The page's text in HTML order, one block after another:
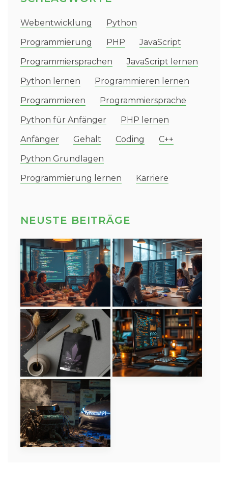
Webentwicklung
Python
Programmierung
PHP
JavaScript
Programmiersprachen
JavaScript lernen
Python lernen
Programmieren lernen
Programmieren
Programmiersprache
Python für Anfänger
PHP lernen
Anfänger
Gehalt Coding
C++
Python Grundlagen
Programmierung lernen
Karriere
NEUSTE BEITRÄGE